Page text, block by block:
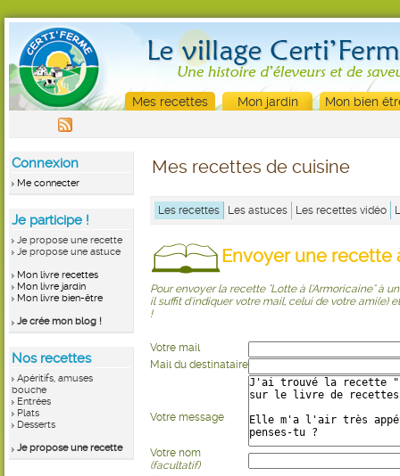
Mes recettes Mon jardin Mon bien
Connexion
Me connecter
Je participe !
Je propose une recette
Je propose une astuce
Mon livre recettes
Mon livre jardin
Mon livre bien-être
Je crée mon blog !
Nos recettes
Apéritifs, amuses
bouche
Entrées
Plats
Desserts
Je propose une recette
Mes recettes de cuisine
Les recettes Les astuces Les recettes vidéo
Envoyer une recette
Pour envoyer la recette "Lotte à l’Armoricaine" à
il suffit d'indiquer votre mail, celui de votre ami(e)
!
Votre mail
Mail du destinataire
Votre message
Votre nom
(facultatif)